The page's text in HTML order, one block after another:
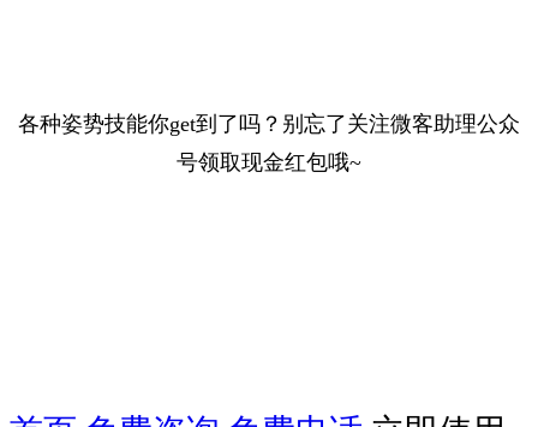
各种姿势技能你get到了吗？别忘了关注微客助理公众
号领取现金红包哦~